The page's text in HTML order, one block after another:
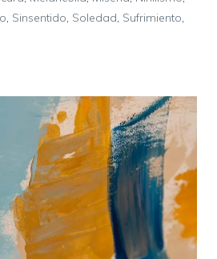
, Sinsentido, Soledad, Sufrimiento,